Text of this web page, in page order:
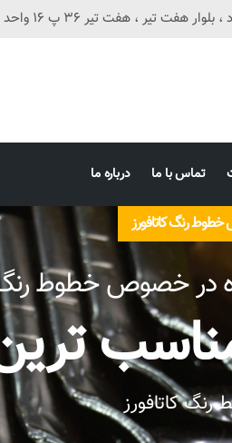
تیر ، هفت تیر 36 پ 16 واحد 8
تماس با ما درباره ما
رنگ کاتافورز
در خصوص خطوط رنگ
رنگ کاتافورز